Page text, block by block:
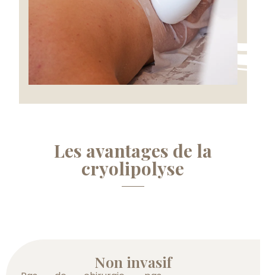
Les avantages de la
cryolipolyse
Non invasif